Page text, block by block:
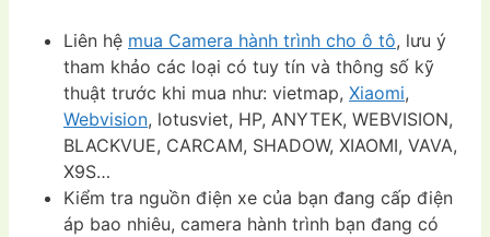
Liên hệ mua Camera hành trình cho ô tô, lưu ý
tham khảo các loại có tuy tín và thông số kỹ
thuật trước khi mua như: vietmap, Xiaomi,
Webvision, lotusviet, HP, ANYTEK, WEBVISION,
BLACKVUE, CARCAM, SHADOW, XIAOMI, VAVA,
X9S…
Kiểm tra nguồn điện xe của bạn đang cấp điện
áp bao nhiêu, camera hành trình bạn đang có